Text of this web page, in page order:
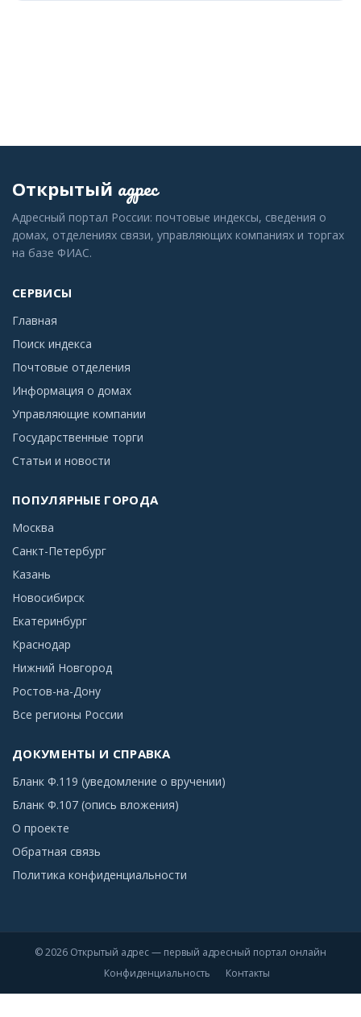
Открытый адрес
Адресный портал России: почтовые индексы, сведения о
домах, отделениях связи, управляющих компаниях и торгах
на базе ФИАС.
СЕРВИСЫ
Главная
Поиск индекса
Почтовые отделения
Информация о домах
Управляющие компании
Государственные торги
Статьи и новости
ПОПУЛЯРНЫЕ ГОРОДА
Москва
Санкт-Петербург
Казань
Новосибирск
Екатеринбург
Краснодар
Нижний Новгород
Ростов-на-Дону
Все регионы России
ДОКУМЕНТЫ И СПРАВКА
Бланк Ф.119 (уведомление о вручении)
Бланк Ф.107 (опись вложения)
О проекте
Обратная связь
Политика конфиденциальности
© 2026 Открытый адрес — первый адресный портал онлайн
Конфиденциальность
Контакты